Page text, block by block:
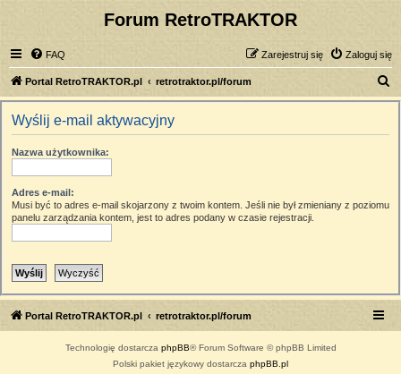
Forum RetroTRAKTOR
FAQ Zaloguj się
Zarejestruj się
Portal RetroTRAKTOR.pl retrotraktor.pl/forum
z
Wyślij e-mail aktywacyjny
Nazwa użytkownika:
Adres e-mail:
Musi być to adres e-mail skojarzony z twoim kontem. Jeśli nie był zmieniany z poziomu
panelu zarządzania kontem, jest to adres podany w czasie rejestracji.
Portal RetroTRAKTOR.pl retrotraktor.pl/forum
Technologię dostarcza phpBB® Forum Software © phpBB Limited
Polski pakiet językowy dostarcza phpBB.pl